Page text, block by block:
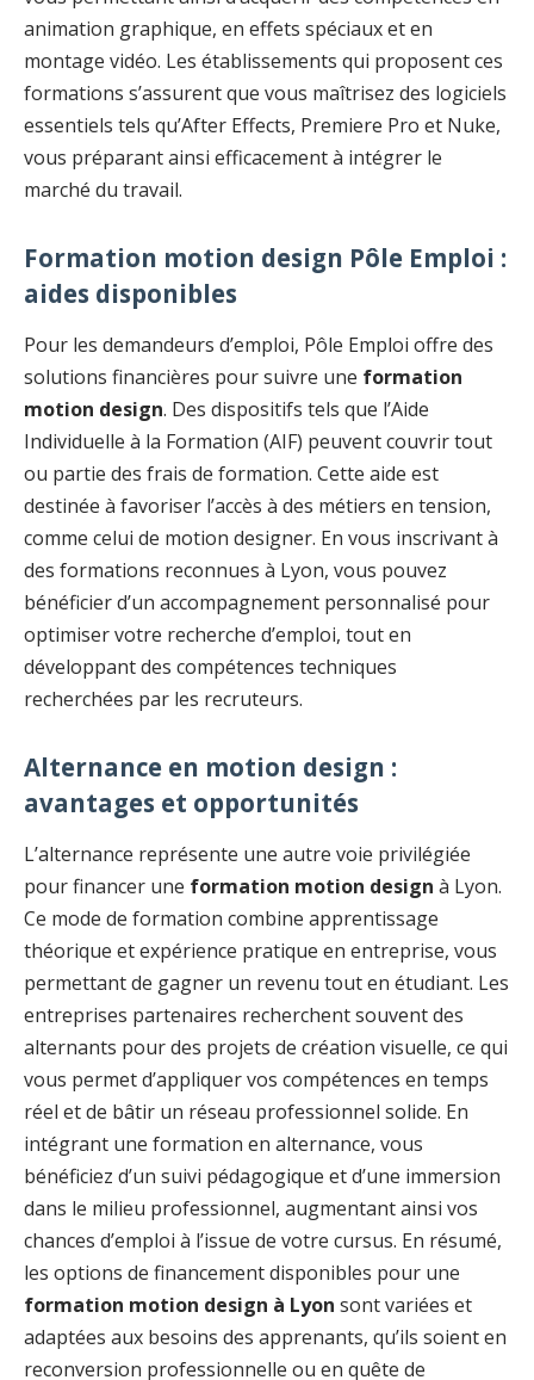
animation graphique, en effets spéciaux et en
montage vidéo. Les établissements qui proposent ces
formations s’assurent que vous maîtrisez des logiciels
essentiels tels qu’After Effects, Premiere Pro et Nuke,
vous préparant ainsi efficacement à intégrer le
marché du travail.
Formation motion design Pôle Emploi :
aides disponibles
Pour les demandeurs d’emploi, Pôle Emploi offre des
solutions financières pour suivre une formation
motion design. Des dispositifs tels que l’Aide
Individuelle à la Formation (AIF) peuvent couvrir tout
ou partie des frais de formation. Cette aide est
destinée à favoriser l’accès à des métiers en tension,
comme celui de motion designer. En vous inscrivant à
des formations reconnues à Lyon, vous pouvez
bénéficier d’un accompagnement personnalisé pour
optimiser votre recherche d’emploi, tout en
développant des compétences techniques
recherchées par les recruteurs.
Alternance en motion design :
avantages et opportunités
L’alternance représente une autre voie privilégiée
pour financer une formation motion design à Lyon.
Ce mode de formation combine apprentissage
théorique et expérience pratique en entreprise, vous
permettant de gagner un revenu tout en étudiant. Les
entreprises partenaires recherchent souvent des
alternants pour des projets de création visuelle, ce qui
vous permet d’appliquer vos compétences en temps
réel et de bâtir un réseau professionnel solide. En
intégrant une formation en alternance, vous
bénéficiez d’un suivi pédagogique et d’une immersion
dans le milieu professionnel, augmentant ainsi vos
chances d’emploi à l’issue de votre cursus. En résumé,
les options de financement disponibles pour une
formation motion design à Lyon sont variées et
adaptées aux besoins des apprenants, qu’ils soient en
reconversion professionnelle ou en quête de